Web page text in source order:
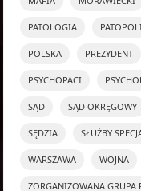
PATOLOGIA
POLSKA PREZYDENT
PSYCHOPACI
SĄD SĄD OKRĘGOWY
SĘDZIA SŁUŻBY
WARSZAWA WOJNA
ZORGANIZOWANA GRUPA